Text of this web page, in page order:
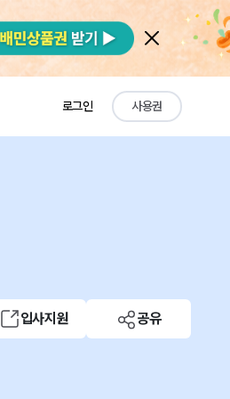
로그인 사용권
입사지원 공유